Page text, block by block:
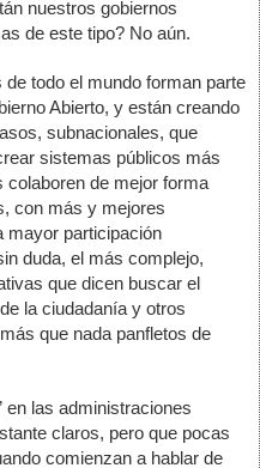
nuestros gobiernos
de este tipo? No aún.
todo el mundo forman parte
Abierto, y están creando
subnacionales, que
sistemas públicos más
de mejor forma
con más y mejores
mayor participación
duda, el más complejo,
que dicen buscar el
la ciudadanía y otros
que nada panfletos de
en las administraciones
claros, pero que pocas
comienzan a hablar de